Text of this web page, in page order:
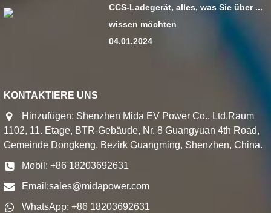
CCS-Ladegerät, alles, was Sie über ...
wissen möchten
04.01.2024
KONTAKTIERE UNS
Hinzufügen: Shenzhen Mida EV Power Co., Ltd.Raum
1102, 11. Etage, BTR-Gebäude, Nr. 8 Guangyuan 4th Road,
Gemeinde Dongkeng, Bezirk Guangming, Shenzhen, China.
Mobil: +86 18203692631
Email:sales@midapower.com
WhatsApp: +86 18203692631